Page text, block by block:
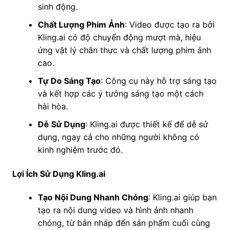
sinh động.
Chất Lượng Phim Ảnh: Video được tạo ra bởi
Kling.ai có độ chuyển động mượt mà, hiệu
ứng vật lý chân thực và chất lượng phim ảnh
cao.
Tự Do Sáng Tạo: Công cụ này hỗ trợ sáng tạo
và kết hợp các ý tưởng sáng tạo một cách
hài hòa.
Dễ Sử Dụng: Kling.ai được thiết kế để dễ sử
dụng, ngay cả cho những người không có
kinh nghiệm trước đó.
Lợi Ích Sử Dụng Kling.ai
Tạo Nội Dung Nhanh Chóng: Kling.ai giúp bạn
tạo ra nội dung video và hình ảnh nhanh
chóng, từ bản nháp đến sản phẩm cuối cùng